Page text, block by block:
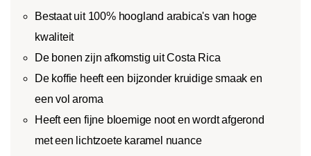
Bestaat uit 100% hoogland arabica's van hoge
kwaliteit
De bonen zijn afkomstig uit Costa Rica
De koffie heeft een bijzonder kruidige smaak en
een vol aroma
Heeft een fijne bloemige noot en wordt afgerond
met een lichtzoete karamel nuance